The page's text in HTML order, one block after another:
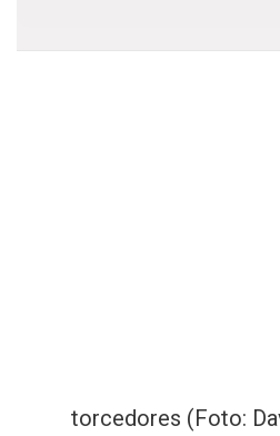
torcedores (Foto: